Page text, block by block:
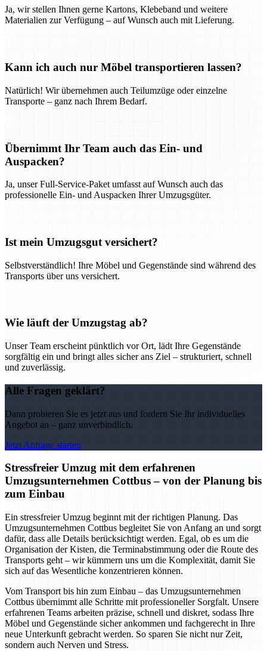
Ja, wir stellen Ihnen gerne Kartons, Klebeband und weitere
Materialien zur Verfügung – auf Wunsch auch mit Lieferung.
Kann ich auch nur Möbel transportieren lassen?
Natürlich! Wir übernehmen auch Teilumzüge oder einzelne
Transporte – ganz nach Ihrem Bedarf.
Übernimmt Ihr Team auch das Ein- und
Auspacken?
Ja, unser Full-Service-Paket umfasst auf Wunsch auch das
professionelle Ein- und Auspacken Ihrer Umzugsgüter.
Ist mein Umzugsgut versichert?
Selbstverständlich! Ihre Möbel und Gegenstände sind während des
Transports über uns versichert.
Wie läuft der Umzugstag ab?
Unser Team erscheint pünktlich vor Ort, lädt Ihre Gegenstände
sorgfältig ein und bringt alles sicher ans Ziel – strukturiert, schnell
und zuverlässig.
Alle Fragen geklärt?
Dann probieren Sie es jetzt aus und fordern Sie Ihr individuelles
Angebot an – ganz unverbindlich.
Jetzt Anfrage starten
Stressfreier Umzug mit dem erfahrenen
Umzugsunternehmen Cottbus – von der Planung bis
zum Einbau
Ein stressfreier Umzug beginnt mit der richtigen Planung. Das
Umzugsunternehmen Cottbus begleitet Sie von Anfang an und sorgt
dafür, dass alle Details berücksichtigt werden. Egal, ob es um die
Organisation der Kisten, die Terminabstimmung oder die Route des
Transports geht – wir kümmern uns um die Komplexität, damit Sie
sich auf das Wesentliche konzentrieren können.
Vom Transport bis hin zum Einbau – das Umzugsunternehmen
Cottbus übernimmt alle Schritte mit professioneller Sorgfalt. Unsere
erfahrenen Teams arbeiten präzise, schnell und diskret, sodass Ihre
Möbel und Gegenstände sicher ankommen und fachgerecht in Ihre
neue Unterkunft gebracht werden. So sparen Sie nicht nur Zeit,
sondern auch Nerven und Stress.